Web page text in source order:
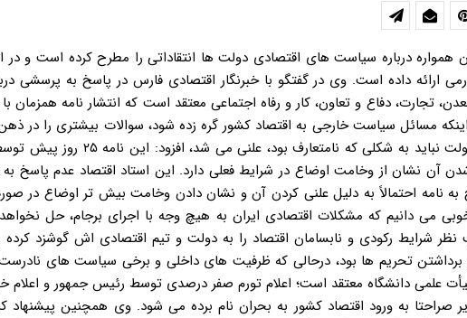
همواره درباره سیاست های اقتصادی دولت ها انتقاداتی را مطرح کرده است و در
ارائه داده است. وی در گفتگو با خبرنگار اقتصادی فارس در پاسخ به پرسشی
صنعت، معدن، تجارت، دفاع و تعاون، کار و رفاه اجتماعی معتقد است که انتشار نامه همزمان
مسائل سیاست خارجی به اقتصاد کشور گره زده شود، سوالات بیشتری را در
حکیمی پور با اشاره به اینکه نامه درون گروهی دولت نباید به
آن نشان از وخامت اوضاع در شرایط فعلی دارد. این استاد اقتصاد عدم پاسخ به
نامه احتمالاً به دلیل علنی کردن آن و نشان دادن وخامت بیش تر اوضاع در
می دانیم که مشکلات اقتصادی ایران به هیچ وجه با اجرای برجام، حل
شرایط رکودی و نابسامان اقتصاد را به دولت و تیم اقتصادی اش گوشزد کرده
تحریم ها بود، درحالی که ظرفیت های داخلی و برخی سیاست های نادرست
علمی دانشگاه معتقد است؛ اعلام تورم صفر درصدی توسط رئیس جمهور و اعلام
نمایش تبلیغاتی در کشور بود و در نامه ۴ زیر صراحتا به ورود اقتصاد کشور به بحران نام برده می شود. وی همچنین